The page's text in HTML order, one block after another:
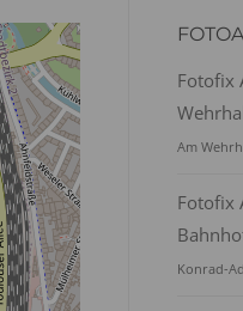
Fotofix
Am
Fotofix
Konrad-